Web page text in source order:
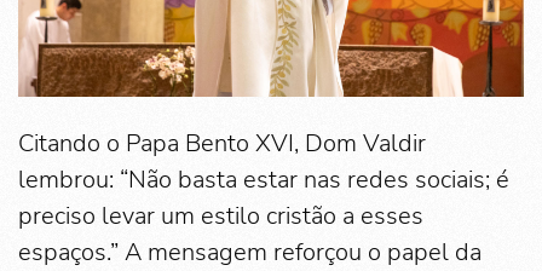
Citando o Papa Bento XVI, Dom Valdir
lembrou: “Não basta estar nas redes sociais; é
preciso levar um estilo cristão a esses
espaços.” A mensagem reforçou o papel da